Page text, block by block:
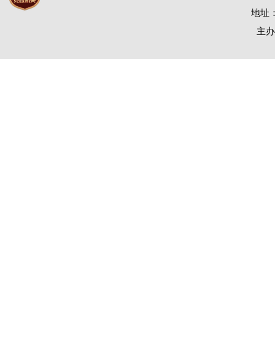
地址
主